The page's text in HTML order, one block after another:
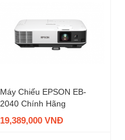
Máy Chiếu EPSON EB-
2040 Chính Hãng
19,389,000 VNĐ